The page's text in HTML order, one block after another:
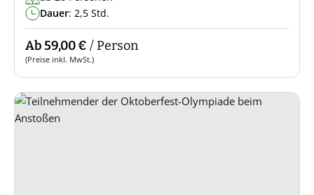
Dauer: 2,5 Std.
Ab 59,00 € / Person
(Preise inkl. MwSt.)